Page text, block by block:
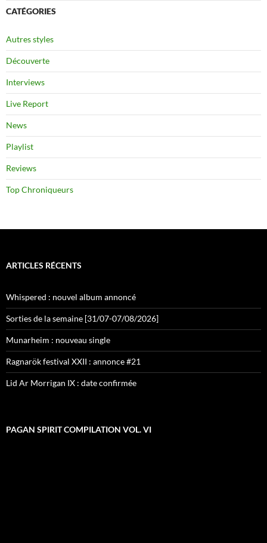
CATÉGORIES
Autres styles
Découverte
Interviews
Live Report
News
Playlist
Reviews
Top Chroniqueurs
ARTICLES RÉCENTS
Whispered : nouvel album annoncé
Sorties de la semaine [31/07-07/08/2026]
Munarheim : nouveau single
Ragnarök festival XXII : annonce #21
Lid Ar Morrigan IX : date confirmée
PAGAN SPIRIT COMPILATION VOL. VI